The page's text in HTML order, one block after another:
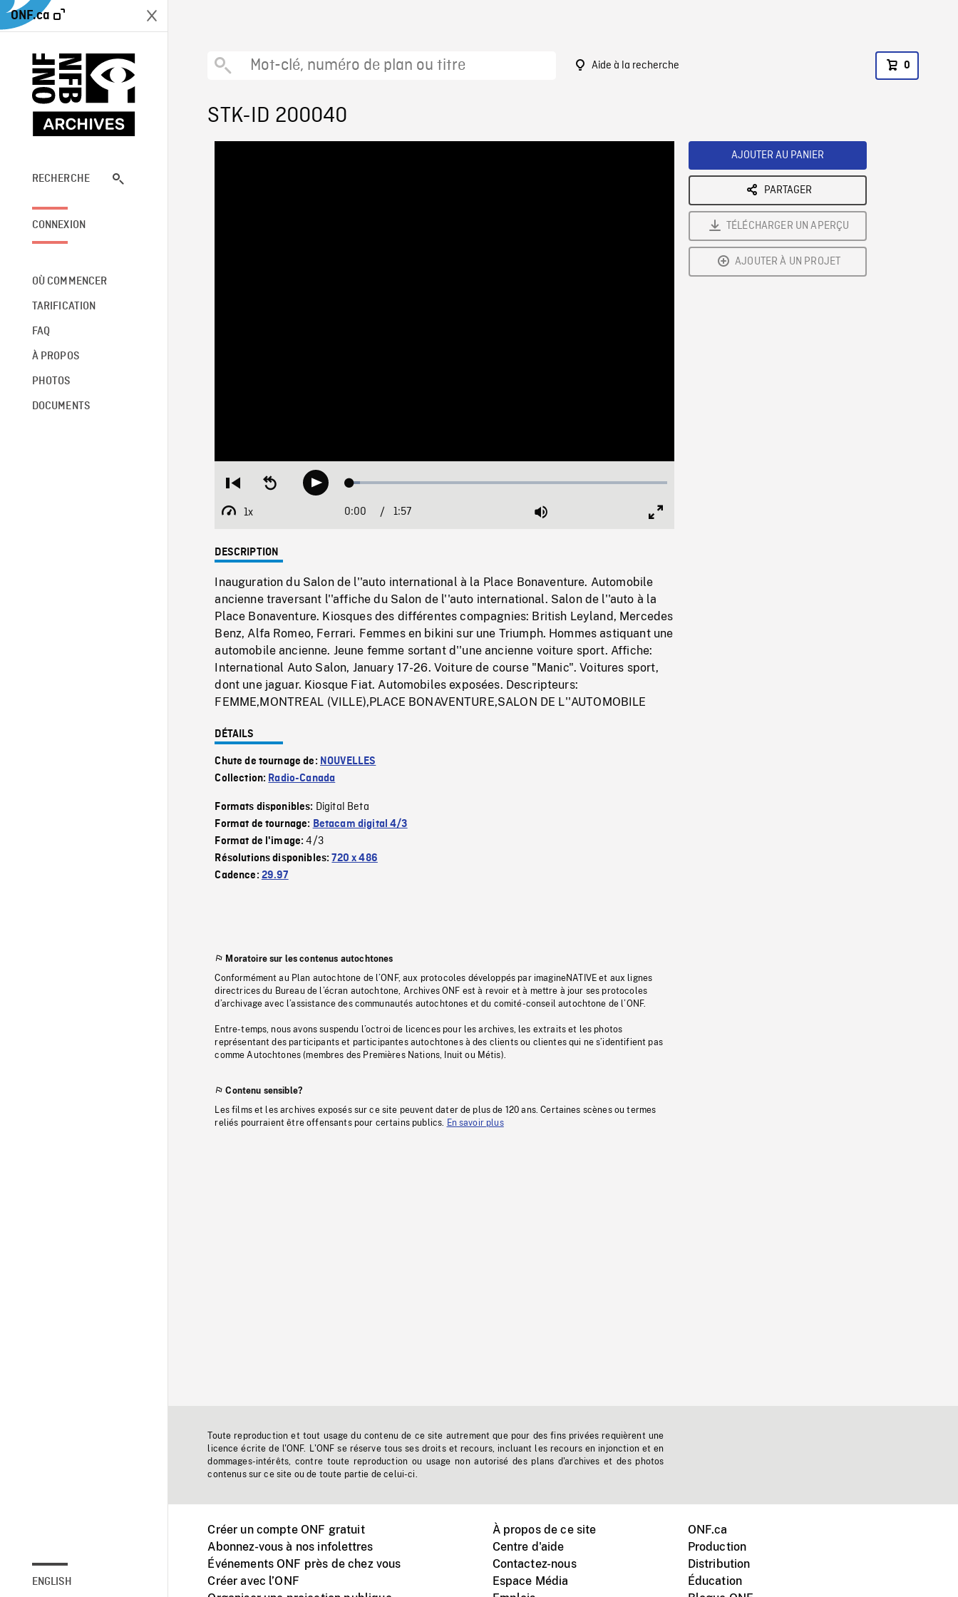
ONF.ca
RECHERCHE
CONNEXION
OÙ COMMENCER
TARIFICATION
FAQ
À PROPOS
PHOTOS
DOCUMENTS
ENGLISH
Aide à la recherche 0
STK-ID 200040
Restart
beginning
Seek
backwardPlay Loaded:
1x
Playback
Current
0:00 / 1:57 Mute
DESCRIPTION
Inauguration du Salon de l''auto international à la Place Bonaventure. Automobile
ancienne traversant l''affiche du Salon de l''auto international. Salon de l''auto à la
Place Bonaventure. Kiosques des différentes compagnies: British Leyland, Mercedes
Benz, Alfa Romeo, Ferrari. Femmes en bikini sur une Triumph. Hommes astiquant une
automobile ancienne. Jeune femme sortant d''une ancienne voiture sport. Affiche:
International Auto Salon, January 17-26. Voiture de course "Manic". Voitures sport,
dont une jaguar. Kiosque Fiat. Automobiles exposées. Descripteurs:
FEMME,MONTREAL (VILLE),PLACE BONAVENTURE,SALON DE L''AUTOMOBILE
DÉTAILS
Chute de tournage de: NOUVELLES
Collection: Radio-Canada
Formats disponibles: Digital Beta
Format de tournage: Betacam digital 4/3
Format de l'image:4/3
Résolutions disponibles:720 x 486
Cadence: 29.97
Moratoire sur les contenus autochtones
Conformément au Plan autochtone de l’ONF, aux protocoles développés par imagineNATIVE et aux lignes
directrices du Bureau de l’écran autochtone, Archives ONF est à revoir et à mettre à jour ses protocoles
d’archivage avec l’assistance des communautés autochtones et du comité-conseil autochtone de l’ONF.
Entre-temps, nous avons suspendu l’octroi de licences pour les archives, les extraits et les photos
représentant des participants et participantes autochtones à des clients ou clientes qui ne s’identifient pas
comme Autochtones (membres des Premières Nations, Inuit ou Métis).
Contenu sensible?
Les films et les archives exposés sur ce site peuvent dater de plus de 120 ans. Certaines scènes ou termes
reliés pourraient être offensants pour certains publics.
En savoir plus
AJOUTER AU PANIER
PARTAGER
TÉLÉCHARGER UN APERÇU
AJOUTER À UN PROJET
Toute reproduction et tout usage du contenu de ce site autrement que pour des fins privées requièrent une
licence écrite de l'ONF. L'ONF se réserve tous ses droits et recours, incluant les recours en injonction et en
dommages-intérêts, contre toute reproduction ou usage non autorisé des plans d'archives et des photos
contenus sur ce site ou de toute partie de celui-ci.
Créer un compte ONF gratuit
Abonnez-vous à nos infolettres
Événements ONF près de chez vous
Créer avec l’ONF
À propos de ce site
Centre d'aide
Contactez-nous
Espace Média
ONF.ca
Production
Distribution
Éducation